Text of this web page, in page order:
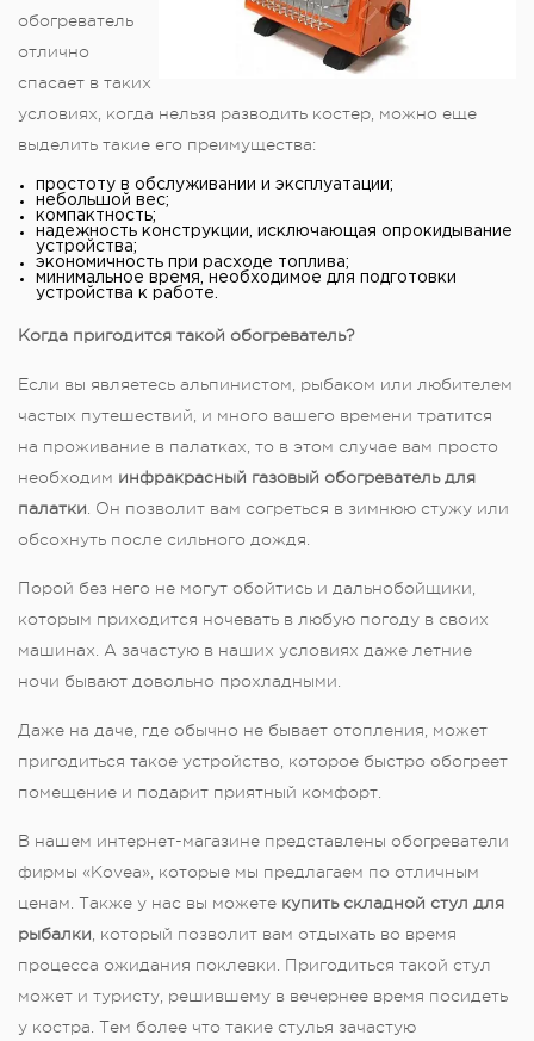
обогреватель
отлично
спасает в таких
условиях, когда нельзя разводить костер, можно еще
выделить такие его преимущества:
простоту в обслуживании и эксплуатации;
небольшой вес;
компактность;
надежность конструкции, исключающая опрокидывание
устройства;
экономичность при расходе топлива;
минимальное время, необходимое для подготовки
устройства к работе.
Когда пригодится такой обогреватель?
Если вы являетесь альпинистом, рыбаком или любителем
частых путешествий, и много вашего времени тратится
на проживание в палатках, то в этом случае вам просто
необходим инфракрасный газовый обогреватель для
палатки . Он позволит вам согреться в зимнюю стужу или
обсохнуть после сильного дождя.
Порой без него не могут обойтись и дальнобойщики,
которым приходится ночевать в любую погоду в своих
машинах. А зачастую в наших условиях даже летние
ночи бывают довольно прохладными.
Даже на даче, где обычно не бывает отопления, может
пригодиться такое устройство, которое быстро обогреет
помещение и подарит приятный комфорт.
В нашем интернет-магазине представлены обогреватели
фирмы «Kovea», которые мы предлагаем по отличным
ценам. Также у нас вы можете купить складной стул для
рыбалки , который позволит вам отдыхать во время
процесса ожидания поклевки. Пригодиться такой стул
может и туристу, решившему в вечернее время посидеть
у костра. Тем более что такие стулья зачастую